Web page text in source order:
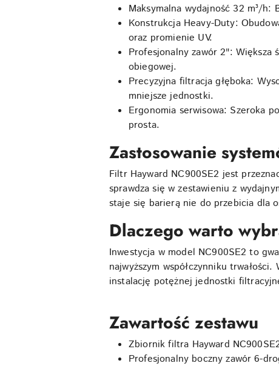
Maksymalna wydajność 32 m³/
Konstrukcja Heavy-Duty:
oraz promienie UV.
Profesjonalny zawór 2": Większa
obiegowej.
Precyzyjna filtracja głęboka:
mniejsze jednostki.
Ergonomia serwisowa: Szeroka
prosta.
Zastosowanie
Filtr Hayward NC900SE2 jest
sprawdza się w zestawieniu z
staje się barierą nie do przebicia dla
Dlaczego warto
Inwestycja w model NC900SE2 to
najwyższym współczynniku
instalację potężnej jednostki
Zawartość zestawu
Zbiornik filtra Hayward
Profesjonalny boczny zawór 6-